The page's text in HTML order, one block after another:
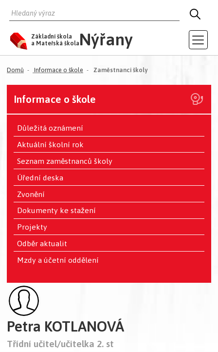
HLEDAT
Základní škola
a Mateřská škola Nýřany
Domů Informace o škole Zaměstnanci školy(aktuální)
Informace o škole
Důležitá oznámení
Aktuální školní rok
Seznam zaměstnanců školy
Úřední deska
Zvonění
Dokumenty ke stažení
Projekty
Odběr aktualit
Mzdy a účetní oddělení
Petra KOTLANOVÁ
Třídní učitel/učitelka 2. st